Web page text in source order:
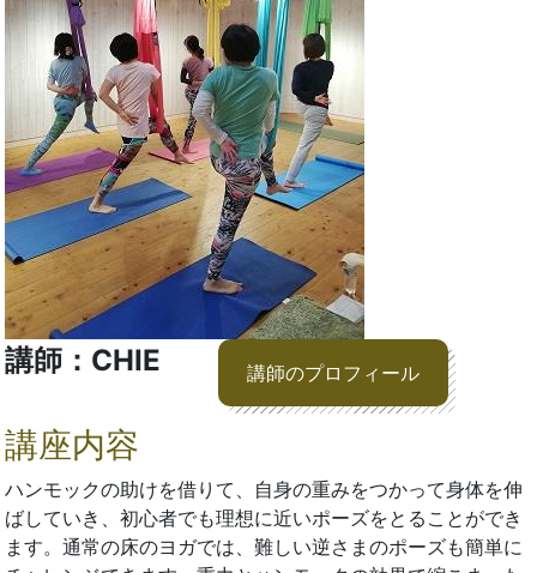
講師：CHIE 講師のプロフィール
講座内容
ハンモックの助けを借りて、自身の重みをつかって身体を伸
ばしていき、初心者でも理想に近いポーズをとることができ
ます。通常の床のヨガでは、難しい逆さまのポーズも簡単に